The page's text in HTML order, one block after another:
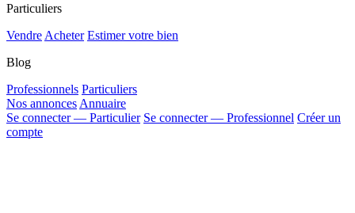
Particuliers
Vendre Acheter Estimer votre bien
Blog
Professionnels Particuliers
Nos annonces Annuaire
Se connecter — Particulier Se connecter — Professionnel Créer un
compte